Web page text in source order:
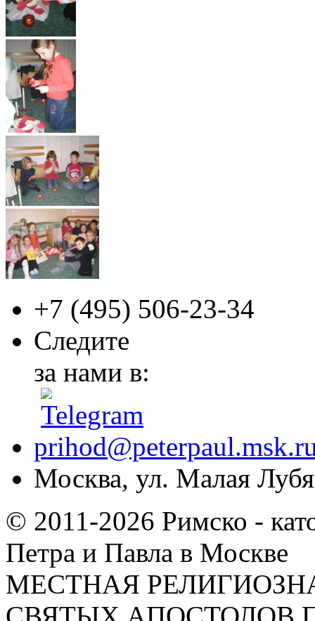
+7 (495) 506-23-34
Следите
за нами в:
Москва, ул. Малая
© 2011-2026 Римско -
Петра и Павла в Москве
МЕСТНАЯ